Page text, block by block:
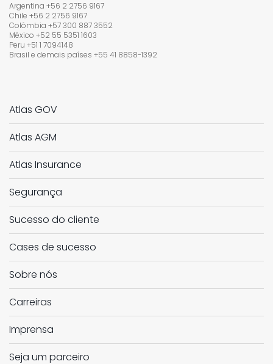
Argentina +56 2 2756 9167
Chile +56 2 2756 9167
Colômbia +57 300 887 3552
México +52 55 5351 1603
Peru +51 1 7094148
Brasil e demais países +55 41 8858-1392
Atlas GOV
Atlas AGM
Atlas Insurance
Segurança
Sucesso do cliente
Cases de sucesso
Sobre nós
Carreiras
Imprensa
Seja um parceiro